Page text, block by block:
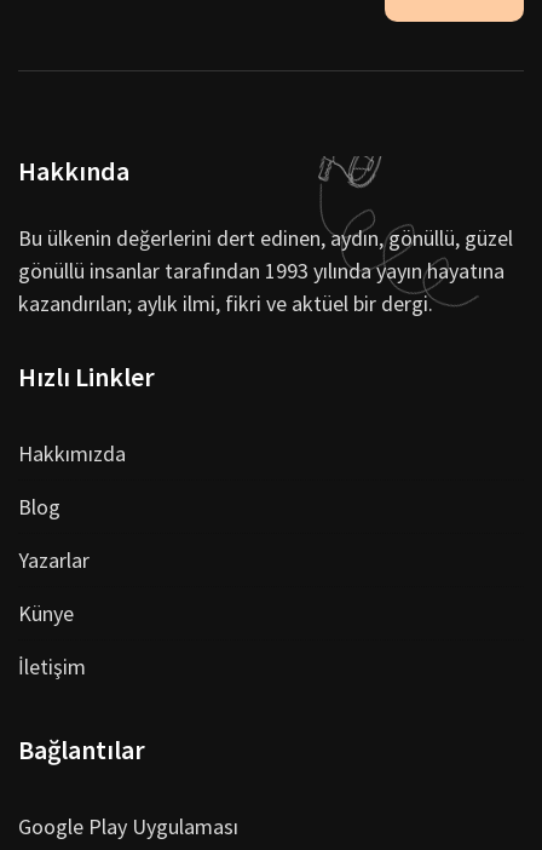
Hakkında
Bu ülkenin değerlerini dert edinen, aydın, gönüllü, güzel
gönüllü insanlar tarafından 1993 yılında yayın hayatına
kazandırılan; aylık ilmi, fikri ve aktüel bir dergi.
Hızlı Linkler
Hakkımızda
Blog
Yazarlar
Künye
İletişim
Bağlantılar
Google Play Uygulaması